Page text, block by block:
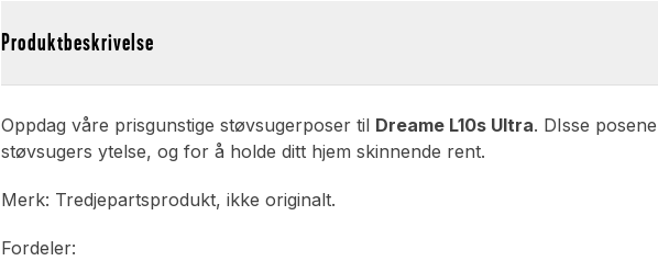
Produktbeskrivelse
Oppdag våre prisgunstige støvsugerposer til Dreame L10s Ultra. DIsse
støvsugers ytelse, og for å holde ditt hjem skinnende rent.
Merk: Tredjepartsprodukt, ikke originalt.
Fordeler: